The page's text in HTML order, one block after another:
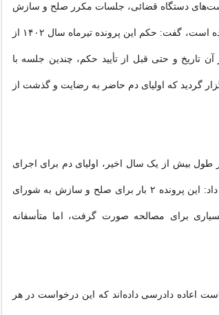
دستگاه قضائی، جلسات مکرر صلح و سازش
برای طرفین این پرونده نیز برگزار شده است، گفت: حکم این پرونده تیرماه سال ۱۴۰۲ از
تاریخ و حتی قبل از تأیید حکم، چندین جلسه با
گردید که اولیای دم حاضر به رضایت و گذشت از
طول بیش از یک سال اخیر، اولیای دم برای اجرای
حکم پافشاری و پیگیری داشتند، ادامه داد: این پرونده ۲ بار برای صلح و سازش به شورای
برای مصالحه صورت گرفت، اما متأسفانه
۳ بار نیز درخواست اعاده دادرسی داده‌اند که این درخواست در هر